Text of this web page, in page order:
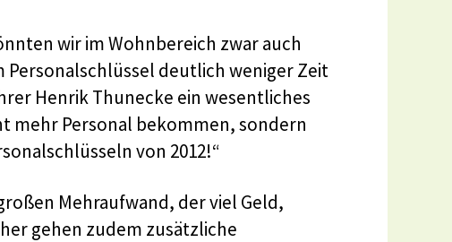
wir im Wohnbereich zwar auch
deutlich weniger Zeit
Henrik Thunecke ein wesentliches
mehr Personal bekommen, sondern
von 2012!“
Mehraufwand, der viel Geld,
gehen zudem zusätzliche